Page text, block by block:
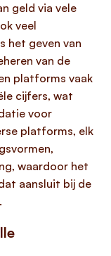
geld via vele
veel
het geven van
van de
platforms vaak
cijfers, wat
voor
platforms, elk
waardoor het
aansluit bij de